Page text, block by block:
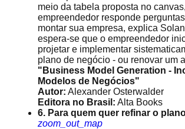
meio da tabela proposta no
empreendedor responde
montar sua empresa, explica
espera-se que o empreendedor
projetar e implementar
plano de negócio - ou renovar um
"Business Model Generation -
Modelos de Negócios"
Autor: Alexander Osterwalder
Editora no Brasil: Alta Books
6. Para quem quer refinar o
zoom_out_map